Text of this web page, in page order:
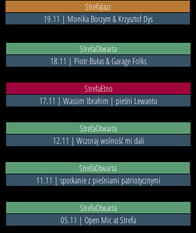
StrefaJazz
19.11 | Monika Borzym & Krzysztof Dys
StrefaOtwarta
18.11 | Piotr Bułas & Garage Folks
StrefaEtno
17.11 | Wassim Ibrahim | pieśni Lewantu
StrefaOtwarta
12.11 | Wczoraj wolność mi dali
StrefaOtwarta
11.11 | spotkanie z pieśniami patriotycznymi
StrefaOtwarta
05.11 | Open Mic at Strefa